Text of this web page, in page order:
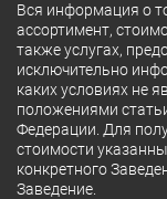
Вся информация о
ассортимент,
также услугах,
исключительно
каких условиях не
положениями
Федерации. Для
стоимости
конкретного
Заведение.